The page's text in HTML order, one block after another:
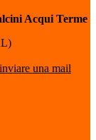
Acqui Terme
una mail